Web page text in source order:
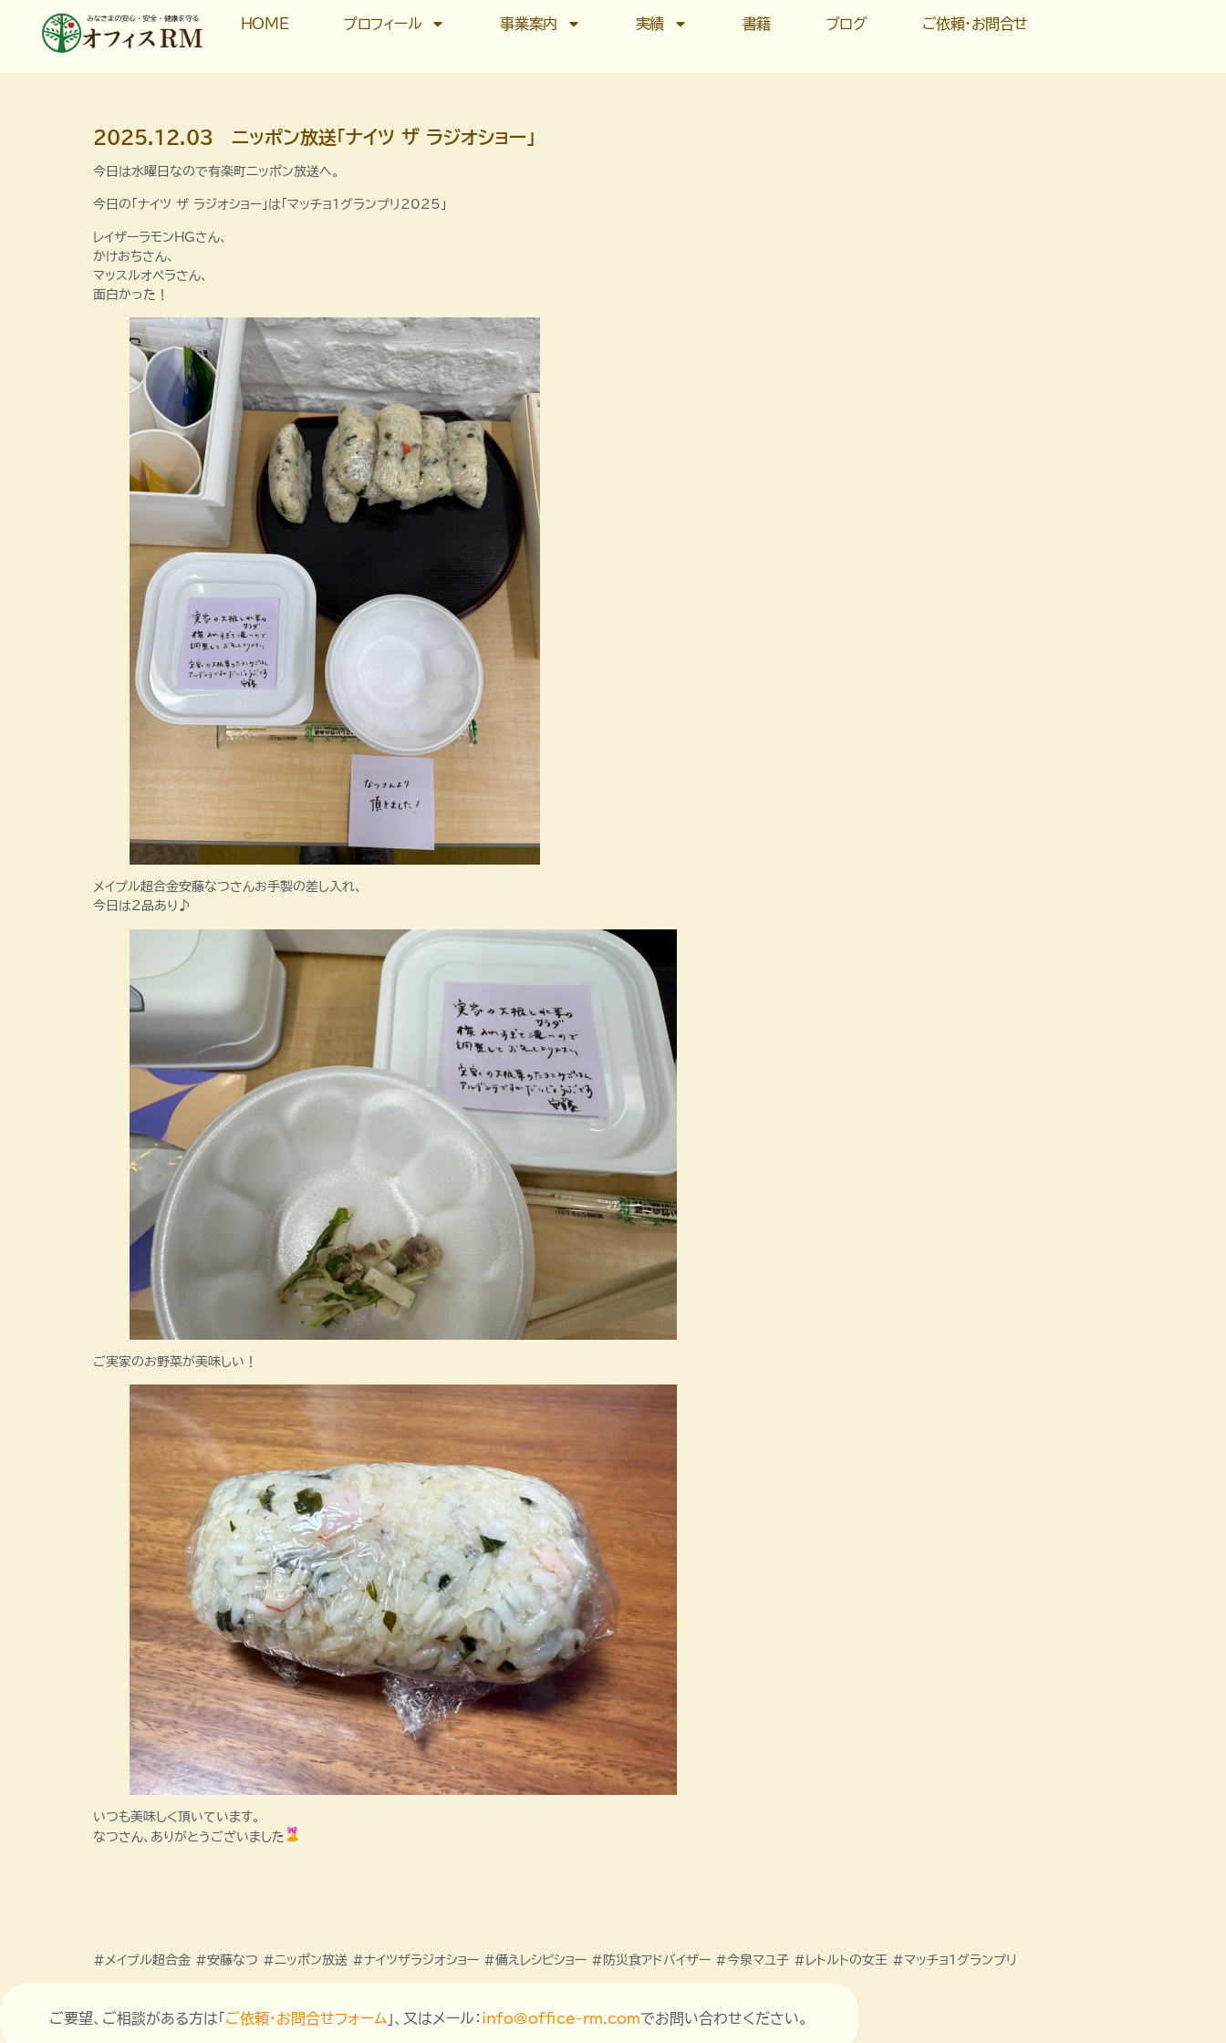
HOME プロフィール 事業案内 実績 書籍 ブログ ご依頼・お問合せ
2025.12.03 ニッポン放送「ナイツ ザ ラジオショー」
今日は水曜日なので有楽町ニッポン放送へ。
今日の「ナイツ ザ ラジオショー」は「マッチョ1グランプリ2025」
レイザーラモンHGさん、
かけおちさん、
マッスルオペラさん、
面白かった！
メイプル超合金安藤なつさんお手製の差し入れ、
今日は2品あり♪
ご実家のお野菜が美味しい！
いつも美味しく頂いています。
なつさん、ありがとうございました
#メイプル超合金 #安藤なつ #ニッポン放送 #ナイツザラジオショー #備えレシピショー #防災食アドバイザー #今泉マユ子 #レトルトの女王 #マッチョ１グランプリ
ご要望、ご相談がある方は「 ご依頼・お問合せフォーム 」、又はメール： info@office-rm.comでお問い合わせください。